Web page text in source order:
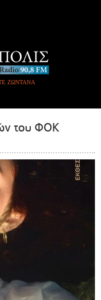
ΖΩΝΤΑΝΑ
του ΦΟΚ